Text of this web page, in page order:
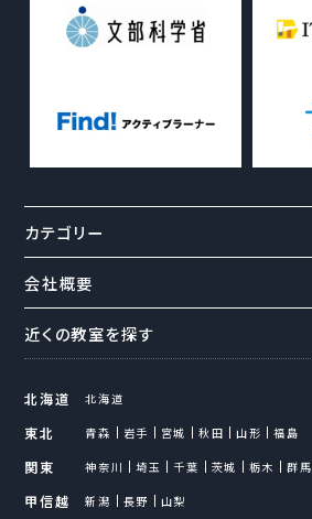
カテゴリー
会社概要
近くの教室を探す
北海道 北海道
東北 青森 岩手 宮城 秋田 山形 福島
関東 神奈川 埼玉 千葉 茨城 栃木 群馬
甲信越 新潟 長野 山梨